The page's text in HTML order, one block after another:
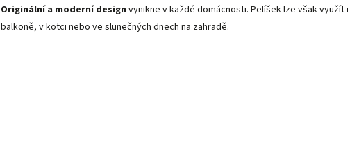
Originální a moderní design vynikne v každé domácnosti. Pelíšek lze však využít i
balkoně, v kotci nebo ve slunečných dnech na zahradě.